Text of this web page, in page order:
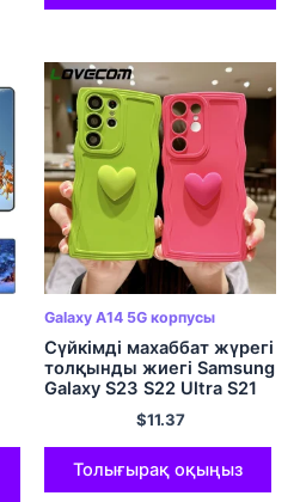
Galaxy A14 5G корпусы
Сүйкімді махаббат жүрегі
толқынды жиегі Samsung
Galaxy S23 S22 Ultra S21
S20 FE Plus A53 A52 A23
A14 A34 A54 A33 A32 5G
жұмсақ қақпақ
$11.37
Толығырақ оқыңыз